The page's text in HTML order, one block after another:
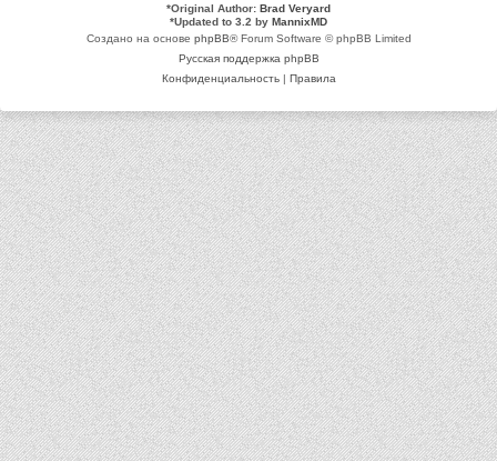
*Original Author: Brad Veryard
*Updated to 3.2 by MannixMD
Создано на основе phpBB® Forum Software © phpBB Limited
Русская поддержка phpBB
Конфиденциальность| Правила